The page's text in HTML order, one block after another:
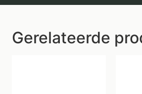
Gerelateerde